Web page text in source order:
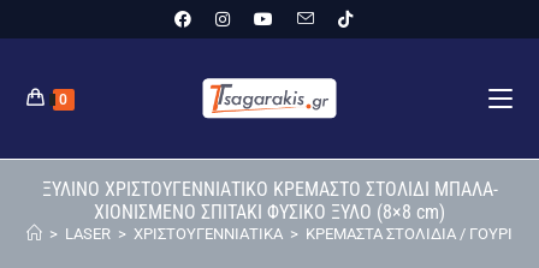
0
ΞΥΛΙΝΟ ΧΡΙΣΤΟΥΓΕΝΝΙΑΤΙΚΟ ΚΡΕΜΑΣΤΟ ΣΤΟΛΙΔΙ ΜΠΑΛΑ-
ΧΙΟΝΙΣΜΕΝΟ ΣΠΙΤΑΚΙ ΦΥΣΙΚΟ ΞΥΛΟ (8×8 cm)
> LASER > ΧΡΙΣΤΟΥΓΕΝΝΙΑΤΙΚΑ > ΚΡΕΜΑΣΤΑ ΣΤΟΛΙΔΙΑ / ΓΟΥΡΙΑ